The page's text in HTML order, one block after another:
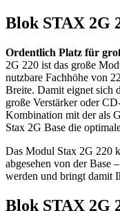
Blok STAX 2G
Ordentlich Platz für
2G 220 ist das große
nutzbare Fachhöhe von
Breite. Damit eignet sich
große Verstärker oder
Kombination mit der als
Stax 2G Base die
Das Modul Stax 2G 220
abgesehen von der Base
werden und bringt damit
Blok STAX 2G